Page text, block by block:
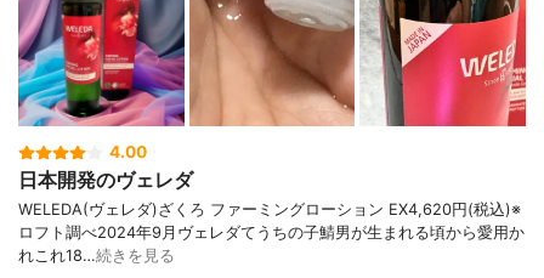
4.00
日本開発のヴェレダ
WELEDA(ヴェレダ)ざくろ ファーミングローション EX4,620円(税込)※
ロフト調べ2024年9月ヴェレダてうちの子鯖男が生まれる頃から愛用か
れこれ18…続きを見る